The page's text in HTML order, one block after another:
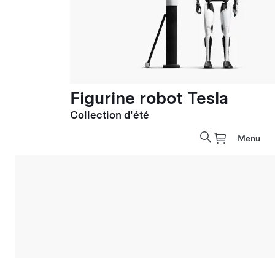
Figurine robot Tesla
Collection d'été
Menu